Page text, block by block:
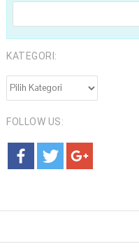
KATEGORI:
KATEGORI:
FOLLOW US: